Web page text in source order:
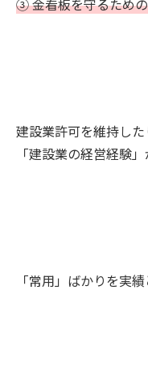
③ 金看板を守るため
建設業許可を維持し
「建設業の経営経験」
「常用」ばかりを実